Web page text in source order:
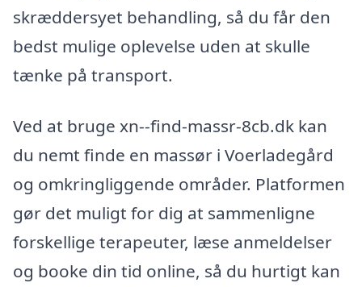
skræddersyet behandling, så du får den
bedst mulige oplevelse uden at skulle
tænke på transport.
Ved at bruge xn--find-massr-8cb.dk kan
du nemt finde en massør i Voerladegård
og omkringliggende områder. Platformen
gør det muligt for dig at sammenligne
forskellige terapeuter, læse anmeldelser
og booke din tid online, så du hurtigt kan